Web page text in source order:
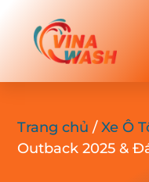
Trang chủ /Xe Ô
Outback 2025 &